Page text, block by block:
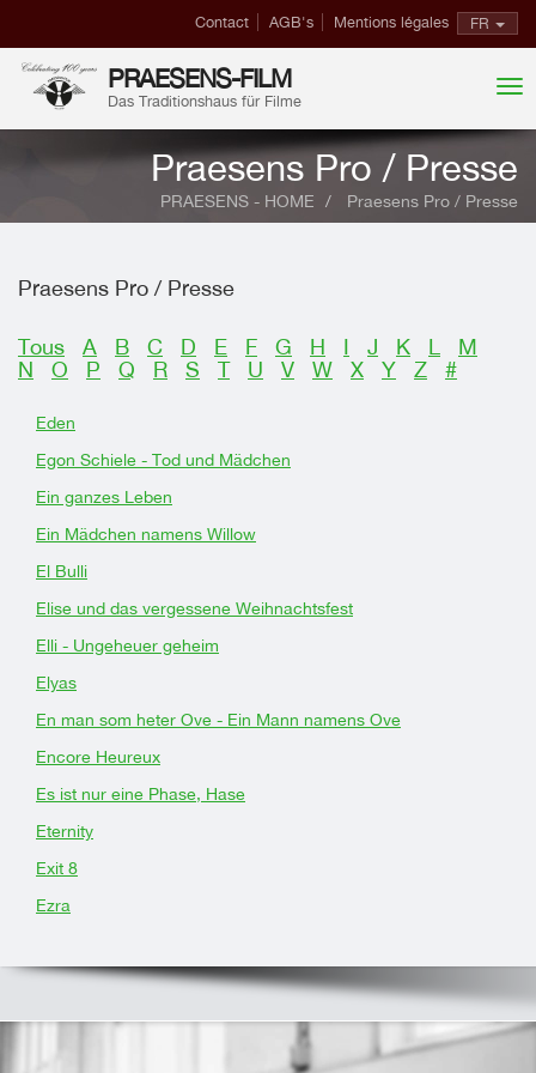
FR
Contact AGB's Mentions légales
PRAESENS-FILM
Das Traditionshaus für Filme
Praesens Pro / Presse
PRAESENS - HOME Praesens Pro / Presse
Praesens Pro / Presse
Tous A B C D E F G H I J K L
M
N
O P Q R S T U V W X Y Z #
Eden
Egon Schiele - Tod und Mädchen
Ein ganzes Leben
Ein Mädchen namens Willow
El Bulli
Elise und das vergessene Weihnachtsfest
Elli - Ungeheuer geheim
Elyas
En man som heter Ove - Ein Mann namens Ove
Encore Heureux
Es ist nur eine Phase, Hase
Eternity
Exit 8
Ezra